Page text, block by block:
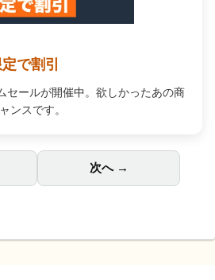
で割引
セールが開催中。欲しかったあの商
ンスです。
次へ →